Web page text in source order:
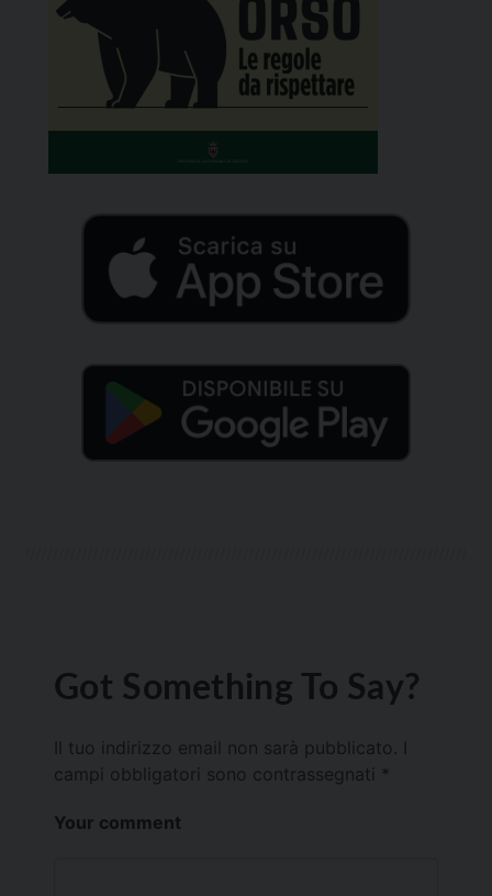
Got Something To Say?
Il tuo indirizzo email non sarà pubblicato.
campi obbligatori sono contrassegnati *
Your comment